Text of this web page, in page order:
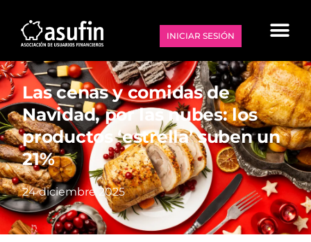
INICIAR SESIÓN
Las cenas y comidas de
Navidad, por las nubes: los
productos ‘estrella’ suben un
21%
24 diciembre 2025